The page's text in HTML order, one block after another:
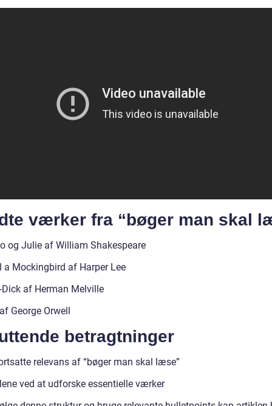
værker fra “bøger man skal
og Julie af William Shakespeare
a Mockingbird af Harper Lee
af Herman Melville
George Orwell
betragtninger
relevans af “bøger man skal læse”
ved at udforske essentielle værker